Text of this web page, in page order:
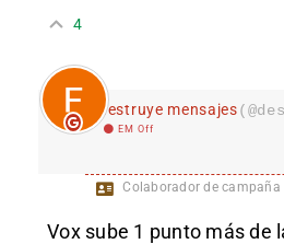
4
destruye mensajes
EM Off
Colaborador de campaña
Vox sube 1 punto más de